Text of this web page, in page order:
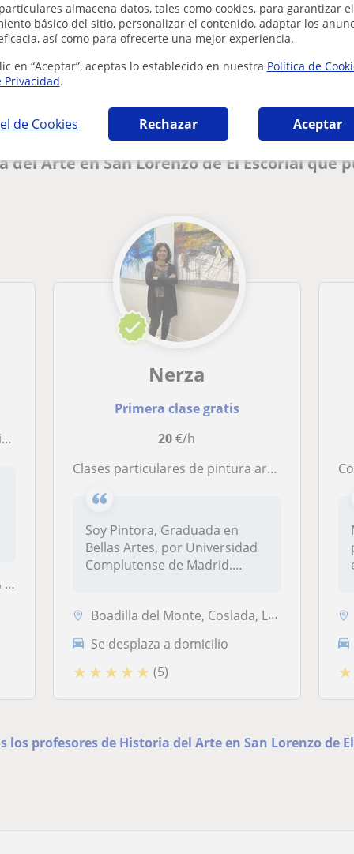
almacena datos, tales como cookies, para garantizar el
básico del sitio, personalizar el contenido, adaptar los
así como para ofrecerte una mejor experiencia.
en “Aceptar”, aceptas lo establecido en nuestra Política de
Privacidad.
de Cookies Rechazar Aceptar
¿Hay algún error en este perfil? Cuéntanos
del Arte en San Lorenzo de El Escorial que
Nerza
Primera clase gratis
20€/h
Clases particulares de pintura artística, dibujo, historia del arte
Soy Pintora, Graduada en
Bellas Artes, por Universidad
Complutense de Madrid.
Boadilla del Monte, Coslada, Leganés, Madrid Capital, Pozuelo de Alarc...
Se desplaza a domicilio
★ ★ ★ ★ ★ (5) ★
los profesores de Historia del Arte en San Lorenzo de